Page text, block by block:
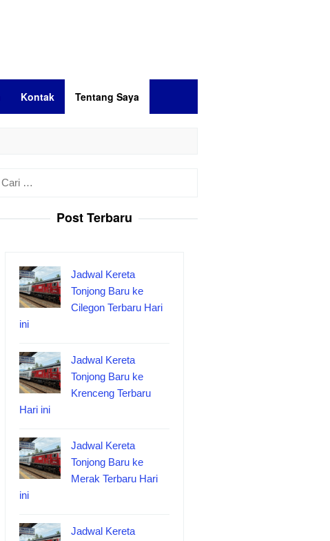
Kontak Tentang Saya
Post Terbaru
Jadwal Kereta
Tonjong Baru ke
Cilegon Terbaru Hari
ini
Jadwal Kereta
Tonjong Baru ke
Krenceng Terbaru
Hari ini
Jadwal Kereta
Tonjong Baru ke
Merak Terbaru Hari
ini
Jadwal Kereta